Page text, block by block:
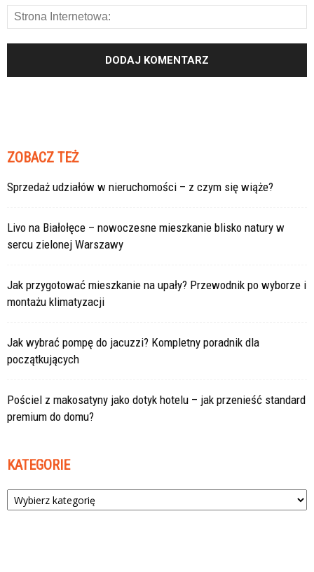
ZOBACZ TEŻ
Sprzedaż udziałów w nieruchomości – z czym się wiąże?
Livo na Białołęce – nowoczesne mieszkanie blisko natury w
sercu zielonej Warszawy
Jak przygotować mieszkanie na upały? Przewodnik po wyborze i
montażu klimatyzacji
Jak wybrać pompę do jacuzzi? Kompletny poradnik dla
początkujących
Pościel z makosatyny jako dotyk hotelu – jak przenieść standard
premium do domu?
KATEGORIE
Kategorie